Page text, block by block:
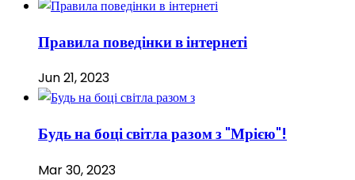
Правила поведінки в інтернеті
Jun 21, 2023
Будь на боці світла разом з "Мрією"!
Mar 30, 2023